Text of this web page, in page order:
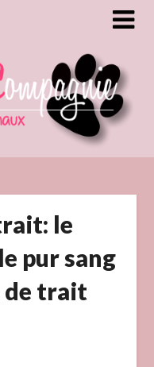
le
pur sang
de trait